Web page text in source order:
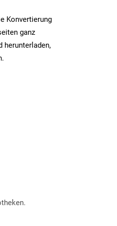
Konvertierung
ganz
herunterladen,